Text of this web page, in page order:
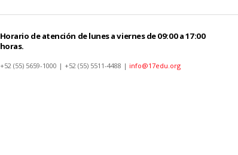
Horario de atención de lunes a viernes de 09:00 a 17:00
horas.
+52 (55) 5659-1000 | +52 (55) 5511-4488 | info@17edu.org